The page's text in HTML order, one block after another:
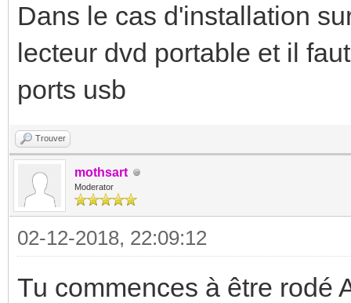
Dans le cas d'installation
lecteur dvd portable et il
ports usb
Trouver
mothsart
Moderator
02-12-2018, 22:09:12
Tu commences à être rodé